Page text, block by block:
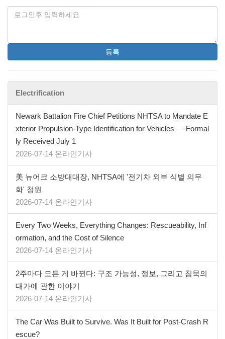
등록
Electrification
Newark Battalion Fire Chief Petitions NHTSA to Mandate E
xterior Propulsion-Type Identification for Vehicles — Formal
ly Received July 1
2026-07-14 온라인기사
美 뉴어크 소방대대장, NHTSA에 '전기차 외부 식별 의무
화' 청원
2026-07-14 온라인기사
Every Two Weeks, Everything Changes: Rescueability, Inf
ormation, and the Cost of Silence
2026-07-14 온라인기사
2주마다 모든 게 바뀐다: 구조 가능성, 정보, 그리고 침묵의
대가에 관한 이야기
2026-07-14 온라인기사
The Car Was Built to Survive. Was It Built for Post-Crash R
escue?